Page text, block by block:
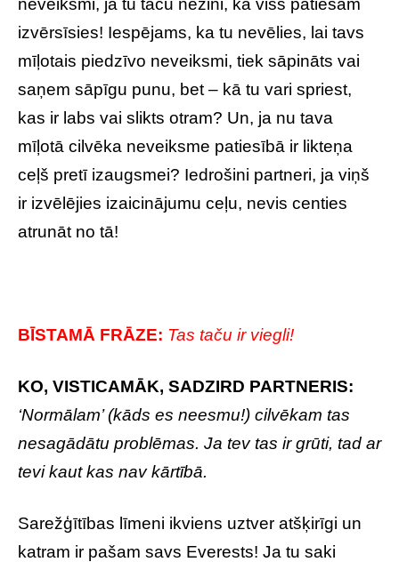
neveiksmi, ja tu taču nezini, kā viss patiešām
izvērsīsies! Iespējams, ka tu nevēlies, lai tavs
mīļotais piedzīvo neveiksmi, tiek sāpināts vai
saņem sāpīgu punu, bet – kā tu vari spriest,
kas ir labs vai slikts otram? Un, ja nu tava
mīļotā cilvēka neveiksme patiesībā ir likteņa
ceļš pretī izaugsmei? Iedrošini partneri, ja viņš
ir izvēlējies izaicinājumu ceļu, nevis centies
atrunāt no tā!
BĪSTAMĀ FRĀZE: Tas taču ir viegli!
KO, VISTICAMĀK, SADZIRD PARTNERIS:
‘Normālam’ (kāds es neesmu!) cilvēkam tas
nesagādātu problēmas. Ja tev tas ir grūti, tad ar
tevi kaut kas nav kārtībā.
Sarežģītības līmeni ikviens uztver atšķirīgi un
katram ir pašam savs Everests! Ja tu saki